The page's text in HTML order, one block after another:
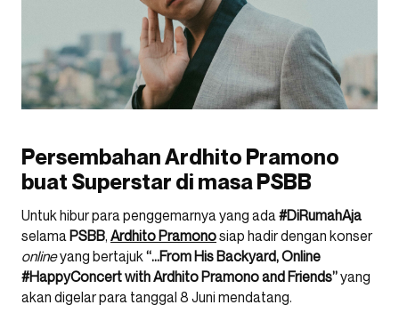
Persembahan Ardhito Pramono
buat Superstar di masa PSBB
Untuk hibur para penggemarnya yang ada#DiRumahAja
selama PSBB, Ardhito Pramonosiap hadir dengan konser
onlineyang bertajuk“…From His Backyard, Online
#HappyConcert with Ardhito Pramono and Friends”yang
akan digelar para tanggal 8 Juni mendatang.